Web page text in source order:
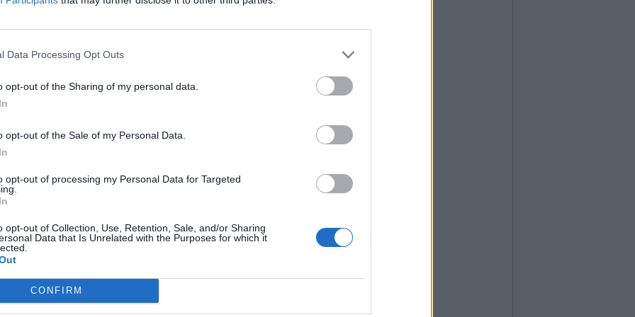
Data Processing Opt Outs
opt-out of the Sharing of my personal data.
opt-out of the Sale of my Personal Data.
opt-out of processing my Personal Data for Targeted
opt-out of Collection, Use, Retention, Sale, and/or Sharing
Data that Is Unrelated with the Purposes for which it
CONFIRM
allo svincolo di Gazzada, proseguire
allo svincolo SP57
quarta uscita della rotatoria rientrare in
in direzione di Buguggiate.
Tutti gli eventi
abbiamo a cuore l'informazione del nostro
sempre in prima linea per informarvi in modo